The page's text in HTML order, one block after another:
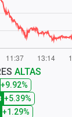
ALTAS
+9.92%
+5.39%
+1.29%